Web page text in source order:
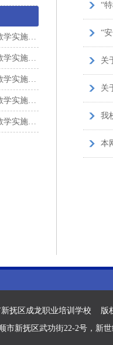
施计划
施计划
施计划
施计划
施计划
“
“
关
关
我
本
新抚区成龙职业培训学校 版
市新抚区武功街22-2号，新